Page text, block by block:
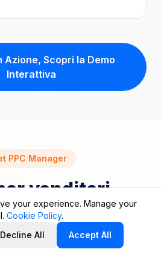
Azione, Scopri la Demo
Interattiva
PPC Manager
venditori
risultati, non
your experience. Manage your
Cookie Policy.
Decline All Accept All